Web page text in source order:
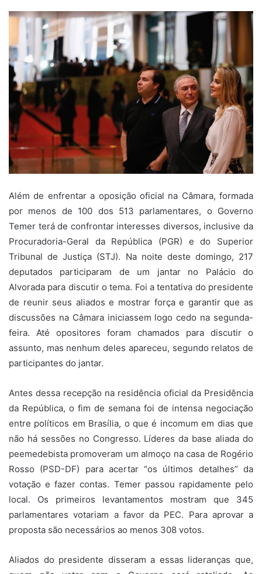
Além de enfrentar a oposição oficial na Câmara, formada
por menos de 100 dos 513 parlamentares, o Governo
Temer terá de confrontar interesses diversos, inclusive da
Procuradoria-Geral da República (PGR) e do Superior
Tribunal de Justiça (STJ). Na noite deste domingo, 217
deputados participaram de um jantar no Palácio do
Alvorada para discutir o tema. Foi a tentativa do presidente
de reunir seus aliados e mostrar força e garantir que as
discussões na Câmara iniciassem logo cedo na segunda-
feira. Até opositores foram chamados para discutir o
assunto, mas nenhum deles apareceu, segundo relatos de
participantes do jantar.
Antes dessa recepção na residência oficial da Presidência
da República, o fim de semana foi de intensa negociação
entre políticos em Brasília, o que é incomum em dias que
não há sessões no Congresso. Líderes da base aliada do
peemedebista promoveram um almoço na casa de Rogério
Rosso (PSD-DF) para acertar “os últimos detalhes” da
votação e fazer contas. Temer passou rapidamente pelo
local. Os primeiros levantamentos mostram que 345
parlamentares votariam a favor da PEC. Para aprovar a
proposta são necessários ao menos 308 votos.
Aliados do presidente disseram a essas lideranças que,